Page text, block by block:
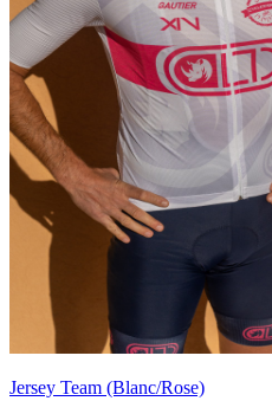
Jersey Team (Blanc/Rose)